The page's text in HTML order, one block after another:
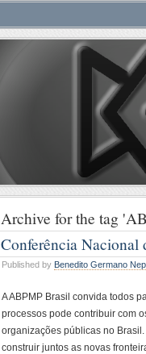
Archive for the tag
Conferência
Published by Benedito Germano
A ABPMP Brasil convida todos
processos pode contribuir com
organizações públicas no
construir juntos as novas